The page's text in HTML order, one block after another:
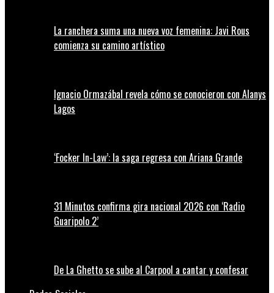
La ranchera suma una nueva voz femenina: Javi Rous
comienza su camino artístico
Ignacio Ormazábal revela cómo se conocieron con Alanys
Lagos
‘Focker In-Law’: la saga regresa con Ariana Grande
31 Minutos confirma gira nacional 2026 con ‘Radio
Guaripolo 2’
De La Ghetto se sube al Carpool a cantar y confesar